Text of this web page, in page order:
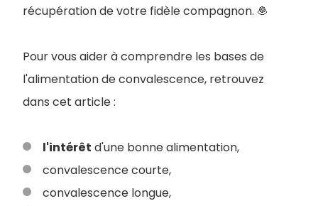
récupération de votre fidèle compagnon. 🧆
Pour vous aider à comprendre les bases de
l'alimentation de convalescence, retrouvez
dans cet article :
l'intérêt d'une bonne alimentation,
convalescence courte,
convalescence longue,